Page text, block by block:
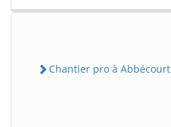
Chantier pro à Abbécourt